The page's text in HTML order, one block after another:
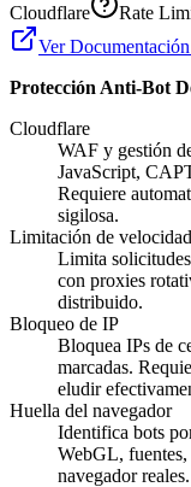
Cloudflare
Rate
Ver
Protección Anti-Bot
Cloudflare
WAF y gestión
JavaScript,
Requiere
sigilosa.
Limitación de velocidad
Limita
con proxies
distribuido.
Bloqueo de IP
Bloquea IPs de
marcadas.
eludir
Huella del navegador
Identifica bots
WebGL,
navegador reales.